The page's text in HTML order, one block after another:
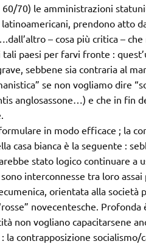
60/70) le amministrazioni
prendono atto
– cosa più critica –
paesi per farvi fronte :
sebbene sia contraria al
se non vogliamo dire
anglosassone…) e che in fin
in modo efficace ; la
casa bianca è la seguente :
stato logico continuare
interconnesse tra loro
orientata alla società
novecentesche.
non vogliano capacitarsene
la contrapposizione